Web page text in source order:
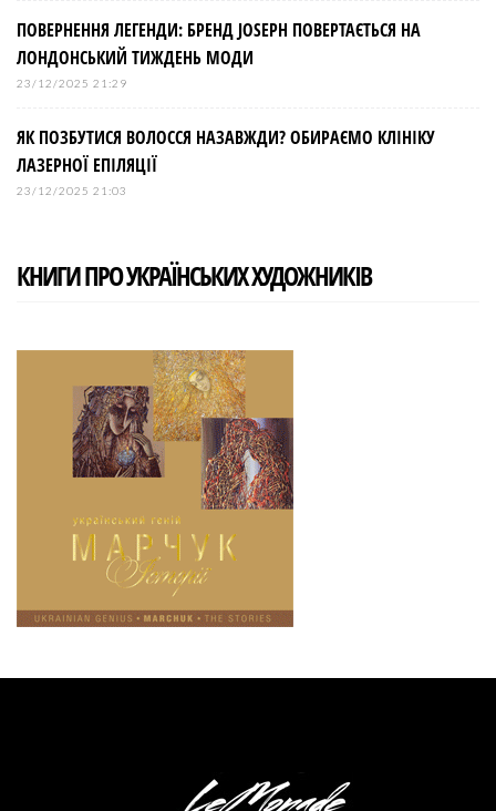
ПОВЕРНЕННЯ ЛЕГЕНДИ: БРЕНД JOSEPH ПОВЕРТАЄТЬСЯ НА
ЛОНДОНСЬКИЙ ТИЖДЕНЬ МОДИ
23/12/2025 21:29
ЯК ПОЗБУТИСЯ ВОЛОССЯ НАЗАВЖДИ? ОБИРАЄМО КЛІНІКУ
ЛАЗЕРНОЇ ЕПІЛЯЦІЇ
23/12/2025 21:03
КНИГИ ПРО УКРАЇНСЬКИХ ХУДОЖНИКІВ